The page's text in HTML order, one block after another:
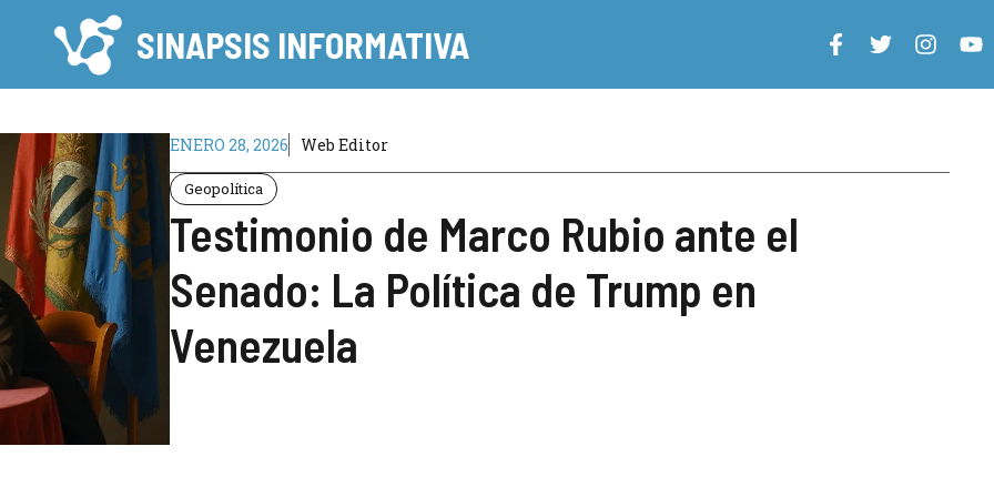
SINAPSIS INFORMATIVA
ENERO 28, 2026 Web Editor
Geopolítica
Testimonio de Marco Rubio ante el
Senado: La Política de Trump en
Venezuela